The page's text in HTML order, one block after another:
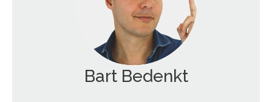
';
Bart Bedenkt